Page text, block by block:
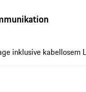
inklusive kabellosem